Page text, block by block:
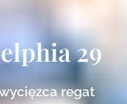
29
regat